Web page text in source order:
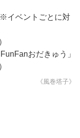
イベントごとに対
おだきゅう」
《風巻塔子》